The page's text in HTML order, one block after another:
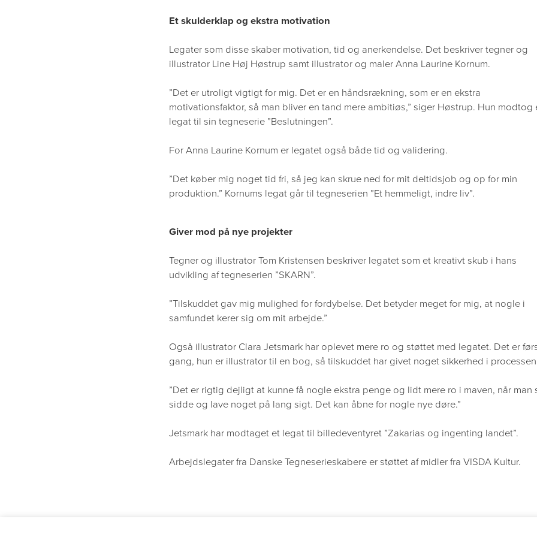
Et skulderklap og ekstra motivation
Legater som disse skaber motivation, tid og anerkendelse. Det beskriver tegner og
illustrator Line Høj Høstrup samt illustrator og maler Anna Laurine Kornum.
”Det er utroligt vigtigt for mig. Det er en håndsrækning, som er en ekstra
motivationsfaktor, så man bliver en tand mere ambitiøs,” siger Høstrup. Hun modtog
legat til sin tegneserie ”Beslutningen”.
For Anna Laurine Kornum er legatet også både tid og validering.
”Det køber mig noget tid fri, så jeg kan skrue ned for mit deltidsjob og op for min
produktion.” Kornums legat går til tegneserien ”Et hemmeligt, indre liv”.
Giver mod på nye projekter
Tegner og illustrator Tom Kristensen beskriver legatet som et kreativt skub i hans
udvikling af tegneserien ”SKARN”.
”Tilskuddet gav mig mulighed for fordybelse. Det betyder meget for mig, at nogle i
samfundet kerer sig om mit arbejde.”
Også illustrator Clara Jetsmark har oplevet mere ro og støttet med legatet. Det er
gang, hun er illustrator til en bog, så tilskuddet har givet noget sikkerhed i
”Det er rigtig dejligt at kunne få nogle ekstra penge og lidt mere ro i maven, når man
sidde og lave noget på lang sigt. Det kan åbne for nogle nye døre.”
Jetsmark har modtaget et legat til billedeventyret ”Zakarias og ingenting landet”.
Arbejdslegater fra Danske Tegneserieskabere er støttet af midler fra VISDA Kultur.